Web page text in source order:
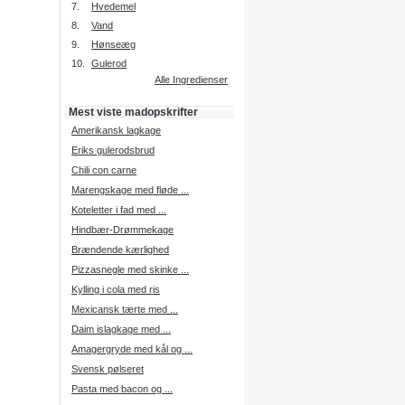
Intelligent søgning
Få foreslået opskrifter.
Prøv vores nye "Foreslå
Læs mere her.
Vi har nu oprettet et mad forum,
hvor i kan dele jeres erfaringer.
Log på med dine oplysninger fra
Madopskrifter.nu.
Gå til forum
Indkøbsliste på SMS
på SMS.
For at benytte SMS funktionen,
7.
Hvedemel
8.
Vand
9.
Hønseæg
10.
Gulerod
Alle Ingredienser
Mest viste madopskrifter
Amerikansk lagkage
Eriks gulerodsbrud
Chili con carne
Marengskage med fløde ...
Koteletter i fad med ...
Hindbær-Drømmekage
Brændende kærlighed
Pizzasnegle med skinke ...
Kylling i cola med ris
Mexicansk tærte med ...
Daim islagkage med ...
Amagergryde med kål og ...
Svensk pølseret
Pasta med bacon og ...